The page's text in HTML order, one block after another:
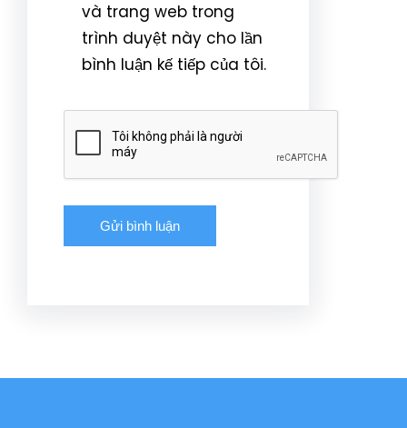
và trang web trong
trình duyệt này cho lần
bình luận kế tiếp của tôi.